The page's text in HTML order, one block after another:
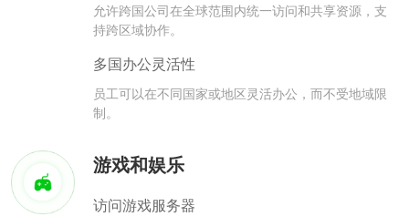
允许跨国公司在全球范围内统一访问和共享资源，支
持跨区域协作。
多国办公灵活性
员工可以在不同国家或地区灵活办公，而不受地域限
制。
游戏和娱乐
访问游戏服务器